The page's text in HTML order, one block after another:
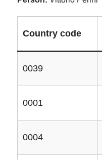
Country code
0039
0001
0004